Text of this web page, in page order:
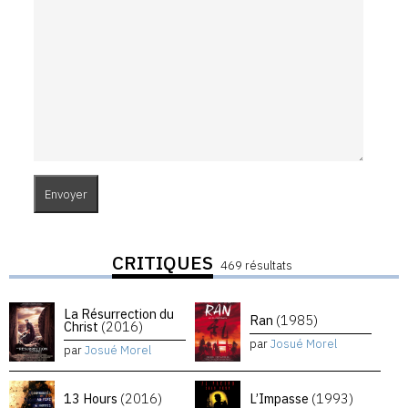
CRITIQUES 469 résultats
La Résurrection du
Christ (2016)
parJosué Morel
Ran (1985)
parJosué Morel
13 Hours (2016) L’Impasse (1993)